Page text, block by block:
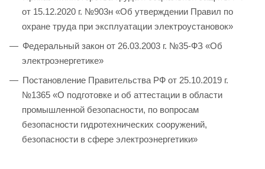
от 15.12.2020 г. №903н «Об утверждении Правил по
охране труда при эксплуатации электроустановок»
Федеральный закон от 26.03.2003 г. №35-ФЗ «Об
электроэнергетике»
Постановление Правительства РФ от 25.10.2019 г.
№1365 «О подготовке и об аттестации в области
промышленной безопасности, по вопросам
безопасности гидротехнических сооружений,
безопасности в сфере электроэнергетики»